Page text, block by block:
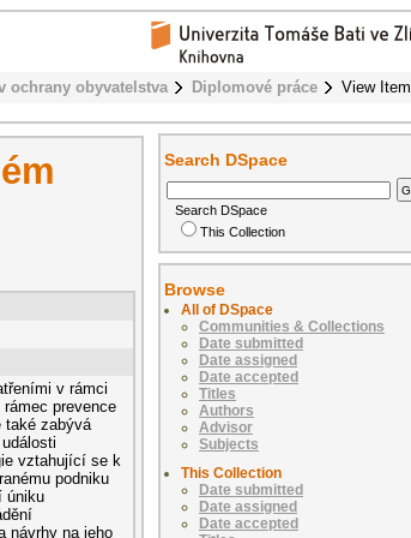
ochrany obyvatelstva Diplomové práce View Item
v rámci
prevence
také zabývá
vztahující se k
podniku
úniku
návrhy na jeho
Search DSpace
Search DSpace
This Collection
Browse
All of DSpace
Communities & Collections
Date submitted
Date assigned
Date accepted
Titles
Authors
Advisor
Subjects
This Collection
Date submitted
Date assigned
Date accepted